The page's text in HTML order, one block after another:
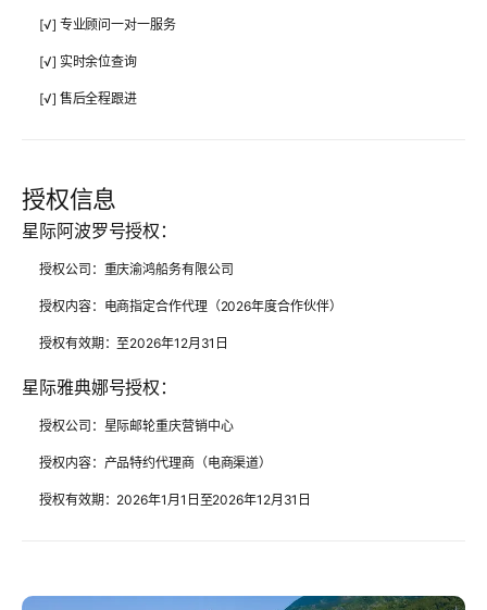
[√] 专业顾问一对一服务
[√] 实时余位查询
[√] 售后全程跟进
授权信息
星际阿波罗号授权：
授权公司：重庆渝鸿船务有限公司
授权内容：电商指定合作代理（2026年度合作伙伴）
授权有效期：至2026年12月31日
星际雅典娜号授权：
授权公司：星际邮轮重庆营销中心
授权内容：产品特约代理商（电商渠道）
授权有效期：2026年1月1日至2026年12月31日